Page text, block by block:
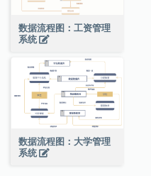
数据流程图：工资管理
系统
数据流程图：大学管理
系统